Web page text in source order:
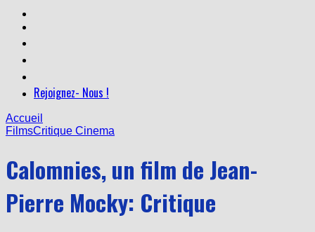
Rejoignez- Nous !
Accueil
FilmsCritique Cinema
Calomnies, un film de Jean-
Pierre Mocky: Critique